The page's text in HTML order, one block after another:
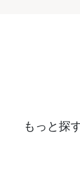
もっと探